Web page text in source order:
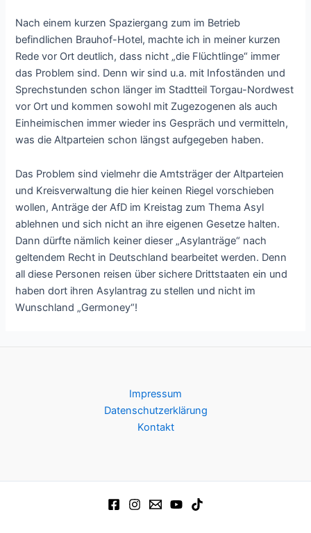
Nach einem kurzen Spaziergang zum im Betrieb
befindlichen Brauhof-Hotel, machte ich in meiner kurzen
Rede vor Ort deutlich, dass nicht „die Flüchtlinge“ immer
das Problem sind. Denn wir sind u.a. mit Infoständen und
Sprechstunden schon länger im Stadtteil Torgau-Nordwest
vor Ort und kommen sowohl mit Zugezogenen als auch
Einheimischen immer wieder ins Gespräch und vermitteln,
was die Altparteien schon längst aufgegeben haben.
Das Problem sind vielmehr die Amtsträger der Altparteien
und Kreisverwaltung die hier keinen Riegel vorschieben
wollen, Anträge der AfD im Kreistag zum Thema Asyl
ablehnen und sich nicht an ihre eigenen Gesetze halten.
Dann dürfte nämlich keiner dieser „Asylanträge“ nach
geltendem Recht in Deutschland bearbeitet werden. Denn
all diese Personen reisen über sichere Drittstaaten ein und
haben dort ihren Asylantrag zu stellen und nicht im
Wunschland „Germoney“!
Impressum
Datenschutzerklärung
Kontakt